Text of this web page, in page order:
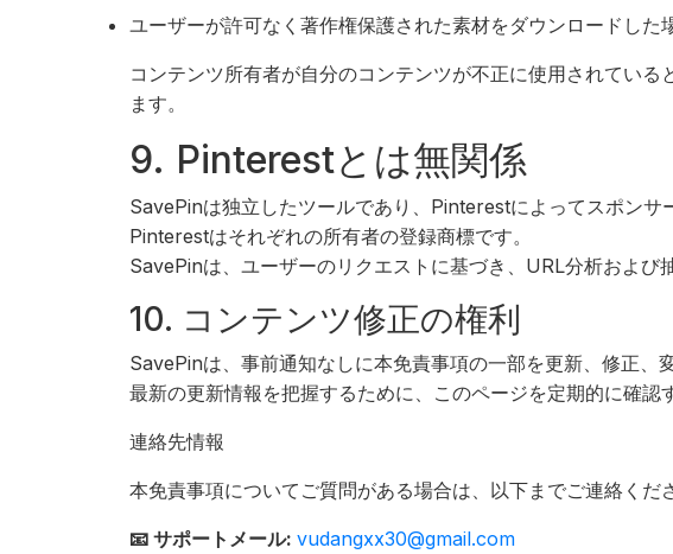
ユーザーが許可なく著作権保護された素材をダウンロードした
コンテンツ所有者が自分のコンテンツが不正に使用されてい
ます。
9. Pinterestとは無関係
SavePinは独立したツールであり、Pinterestによってスポンサ
Pinterestはそれぞれの所有者の登録商標です。
SavePinは、ユーザーのリクエストに基づき、URL分析および
10. コンテンツ修正の権利
SavePinは、事前通知なしに本免責事項の一部を更新、修正、
最新の更新情報を把握するために、このページを定期的に確認
連絡先情報
本免責事項についてご質問がある場合は、以下までご連絡くだ
📧 サポートメール:vudangxx30@gmail.com